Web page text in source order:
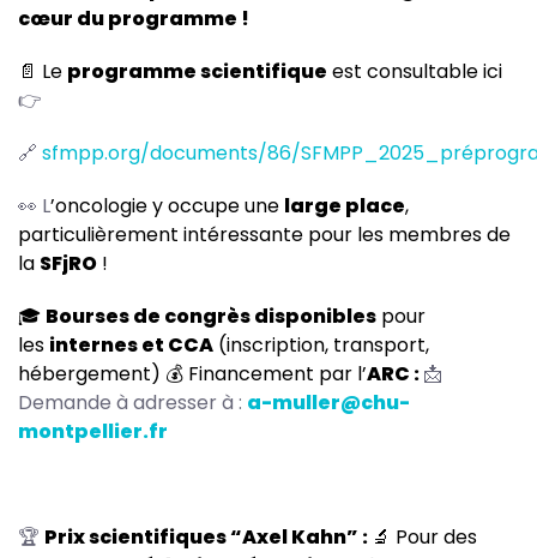
cœur du programme !
📄 Le programme scientifique est consultable ici
👉
🔗 sfmpp.org/documents/86/
👀 L’oncologie y occupe une large place,
particulièrement intéressante pour les membres de
la SFjRO !
🎓 Bourses de congrès disponibles pour
les internes et CCA (inscription, transport,
hébergement) 💰 Financement par l’ARC :📩
Demande à adresser à : a-muller@chu-
montpellier.fr
🏆 Prix scientifiques “Axel Kahn” : 🔬 Pour des